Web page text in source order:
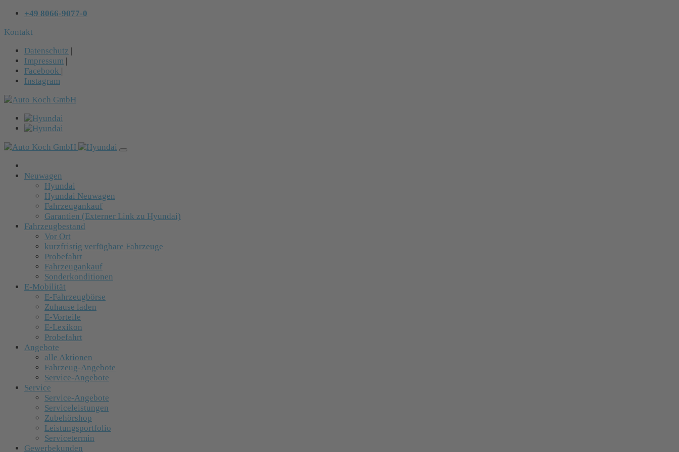
+49 8066-9077-0
Kontakt
Datenschutz |
Impressum |
Facebook |
Instagram
Neuwagen
Hyundai
Hyundai Neuwagen
Fahrzeugankauf
Garantien (Externer Link zu Hyundai)
Fahrzeugbestand
Vor Ort
kurzfristig verfügbare Fahrzeuge
Probefahrt
Fahrzeugankauf
Sonderkonditionen
E-Mobilität
E-Fahrzeugbörse
Zuhause laden
E-Vorteile
E-Lexikon
Probefahrt
Angebote
alle Aktionen
Fahrzeug-Angebote
Service-Angebote
Service
Service-Angebote
Serviceleistungen
Zubehörshop
Leistungsportfolio
Servicetermin
Gewerbekunden